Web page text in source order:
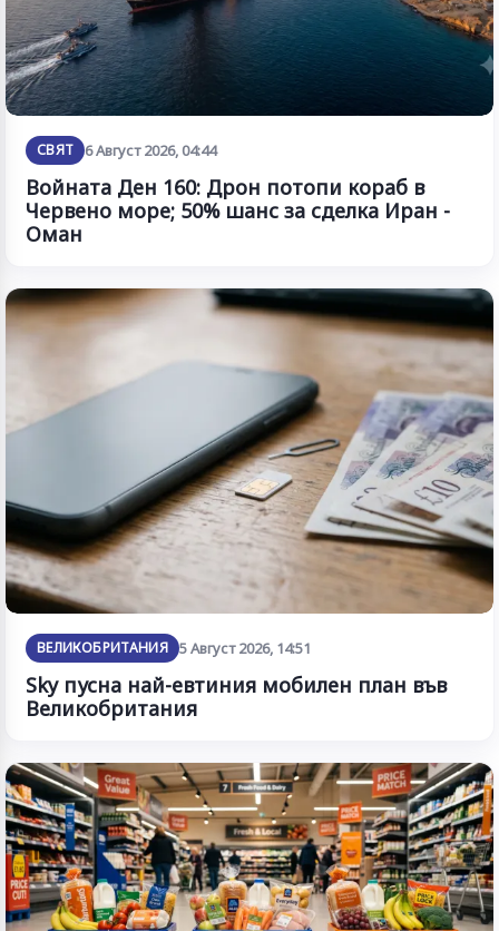
СВЯТ 6 Август 2026, 04:44
Войната Ден 160: Дрон потопи кораб в
Червено море; 50% шанс за сделка Иран -
Оман
ВЕЛИКОБРИТАНИЯ 5 Август 2026, 14:51
Sky пусна най-евтиния мобилен план във
Великобритания